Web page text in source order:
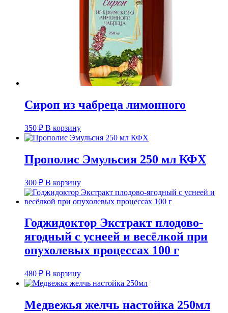
Сироп из чабреца лимонного
350 ₽ В корзину
Прополис Эмульсия 250 мл КФХ
300 ₽ В корзину
Годжидоктор Экстракт плодово-
ягодный с уснеей и весёлкой при
опухолевых процессах 100 г
480 ₽ В корзину
Медвежья желчь настойка 250мл